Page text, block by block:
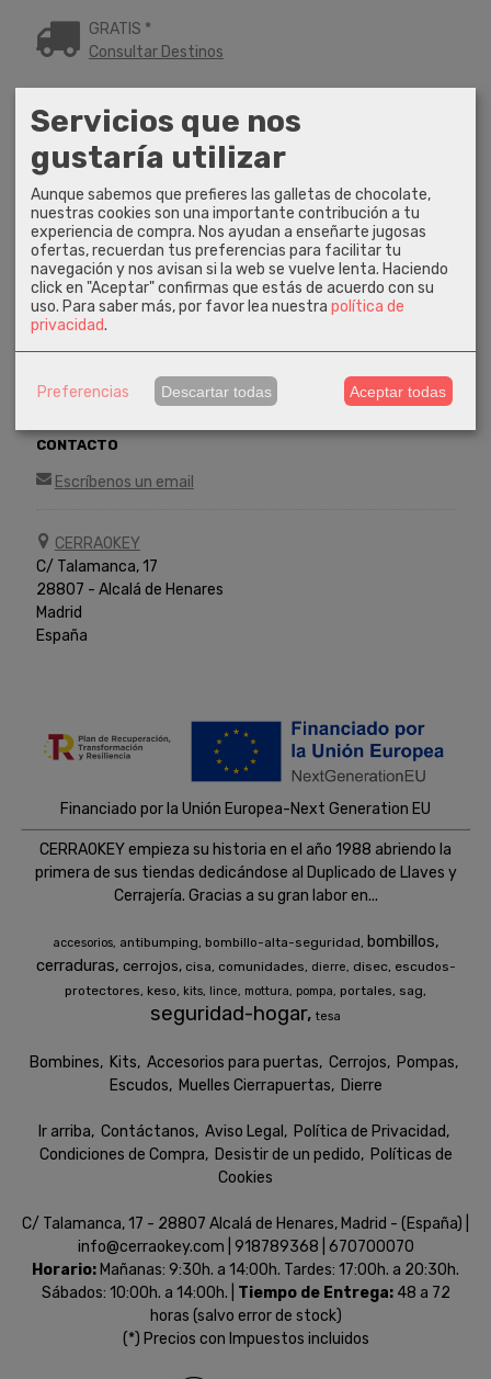
GRATIS *
Consultar Destinos
TU CARRITO (0)
El carrito de la compra está vacío
REDES SOCIALES
Instagram
Facebook
CONTACTO
Escríbenos un email
CERRAOKEY
C/ Talamanca, 17
28807 - Alcalá de Henares
Madrid
España
Financiado por la Unión Europea-Next Generation EU
CERRAOKEY empieza su historia en el año 1988 abriendo la
primera de sus tiendas dedicándose al Duplicado de Llaves y
Cerrajería. Gracias a su gran labor en...
accesorios antibumping bombillo-alta-seguridad bombillos
cerraduras cerrojos cisa comunidades dierre disec escudos-
protectores keso kits lince mottura pompa portales sag
seguridad-hogar tesa
Bombines Kits Accesorios para puertas Cerrojos
Pompas
Escudos
Muelles Cierrapuertas Dierre
Ir arriba Contáctanos Aviso Legal
Política de Privacidad
Condiciones de Compra
Desistir de un pedido
Políticas de
Cookies
C/ Talamanca, 17 - 28807 Alcalá de Henares, Madrid - (España) |
info@cerraokey.com | 918789368 670700070
Horario: Mañanas: 9:30h. a 14:00h. Tardes: 17:00h. a 20:30h.
Sábados: 10:00h. a 14:00h. | Tiempo de Entrega: 48 a 72
horas (salvo error de stock)
(*) Precios con Impuestos incluidos
Servicios que nos
gustaría utilizar
Aunque sabemos que prefieres las galletas de chocolate,
nuestras cookies son una importante contribución a tu
experiencia de compra. Nos ayudan a enseñarte jugosas
ofertas, recuerdan tus preferencias para facilitar tu
navegación y nos avisan si la web se vuelve lenta. Haciendo
click en "Aceptar" confirmas que estás de acuerdo con su
uso. Para saber más, por favor lea nuestra política de
privacidad.
Preferencias Descartar todas Aceptar todas